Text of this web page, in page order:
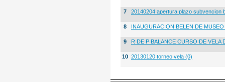
7 20140204 apertura plazo subvencion
8 INAUGURACION BELEN DE
9 R DE P BALANCE CURSO DE VELA
10 20130120 torneo vela (0)